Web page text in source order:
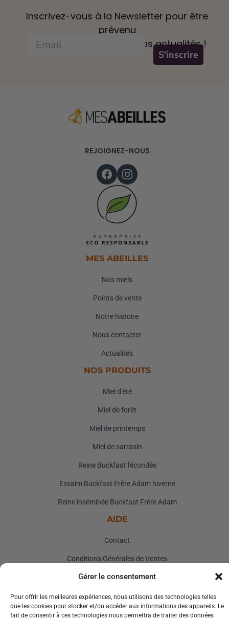
Gérer le consentement
Pour offrir les meilleures expériences, nous utilisons des technologies telles
que les cookies pour stocker et/ou accéder aux informations des appareils. Le
fait de consentir à ces technologies nous permettra de traiter des données
Inscrivez-vous à la Newsletter pour être
prévenu
des offres et connaître nos actualités !
S'inscrire
REJOIGNEZ-NOUS
MES ABEILLES
Nos miels
Points de vente
Notre histoire
Nous contacter
Actualités
NOS PRODUITS
Miel d'été
Miel de forêt
Miel de printemps
Miel de sarrasin
Reine Buckfast fécondée
Essaim Buckfast Frère Adam hiverné
Reine inséminée Buckfast Frère Adam
AIDE
Contact
Conditions Générales de Ventes
Mentions Légales